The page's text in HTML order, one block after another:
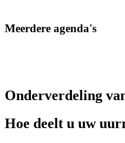
Meerdere agenda's
Onderverdeling
Hoe deelt u uw